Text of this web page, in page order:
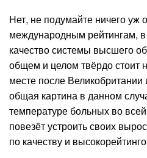
Нет, не подумайте ничего уж
международным рейтингам,
качество системы высшего
общем и целом твёрдо стоит
месте после
общая картина в данном
температуре больных во
повезёт устроить своих
по качеству и